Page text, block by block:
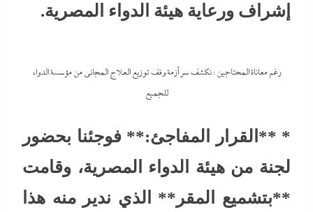
إشراف ورعاية هيئة الدواء المصرية.
رغم معاناة المحتاجين : نكشف سر أزمة وقف توزيع العلاج المجاني من مؤسسة الدواء
للجميع
* **القرار المفاجئ:** فوجئنا بحضور
لجنة من هيئة الدواء المصرية، وقامت
**بتشميع المقر** الذي ندير منه هذا